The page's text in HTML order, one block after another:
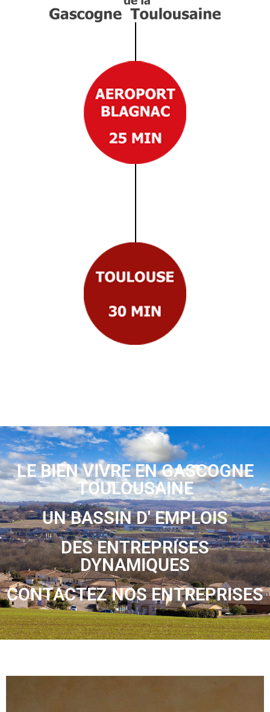
LE BIEN VIVRE EN GASCOGNE
TOULOUSAINE
UN BASSIN D' EMPLOIS
DES ENTREPRISES
DYNAMIQUES
CONTACTEZ NOS ENTREPRISES